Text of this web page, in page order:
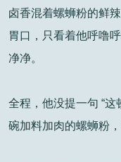
卤香混着螺蛳粉的鲜
胃口，只看着他呼噜
净净。
全程，他没提一句 “这
碗加料加肉的螺蛳粉